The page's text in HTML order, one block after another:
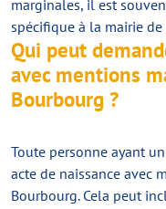
marginales, il est
spécifique à la mairie
Qui peut
avec mentions
Bourbourg ?
Toute personne ayant
acte de naissance avec
Bourbourg. Cela peut